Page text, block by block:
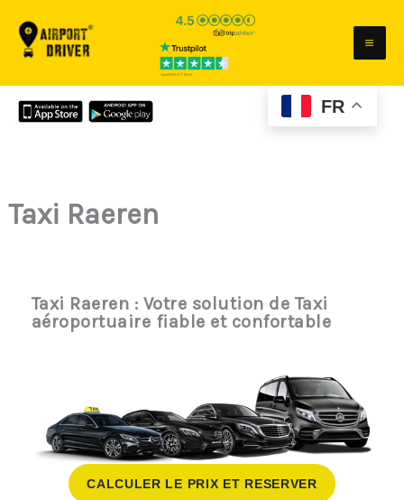
FR
Taxi Raeren
Taxi Raeren : Votre solution de Taxi
aéroportuaire fiable et confortable
CALCULER LE PRIX ET RESERVER